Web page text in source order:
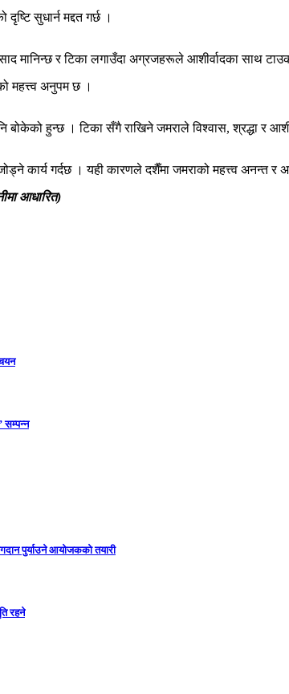
सुधार्न मद्दत गर्छ ।
मानिन्छ र टिका लगाउँदा अग्रजहरूले आशीर्वादका साथ
महत्त्व अनुपम छ ।
हुन्छ । टिका सँगै राखिने जमराले विश्वास, श्रद्धा र
कार्य गर्दछ । यही कारणले दशैँमा जमराको महत्त्व अनन्त र
आधारित)
सम्पन्न
पुर्याउने आयोजकको तयारी
रहने